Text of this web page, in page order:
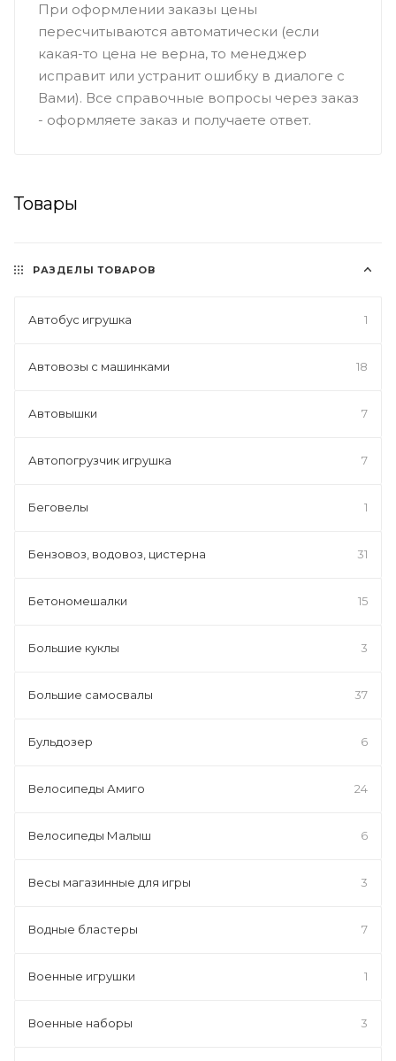
При оформлении заказы цены
пересчитываются автоматически (если
какая-то цена не верна, то менеджер
исправит или устранит ошибку в диалоге с
Вами). Все справочные вопросы через заказ
- оформляете заказ и получаете ответ.
Товары
РАЗДЕЛЫ ТОВАРОВ
Автобус игрушка 1
Автовозы с машинками 18
Автовышки 7
Автопогрузчик игрушка 7
Беговелы 1
Бензовоз, водовоз, цистерна 31
Бетономешалки 15
Большие куклы 3
Большие самосвалы 37
Бульдозер 6
Велосипеды Амиго 24
Велосипеды Малыш 6
Весы магазинные для игры 3
Водные бластеры 7
Военные игрушки 1
Военные наборы 3